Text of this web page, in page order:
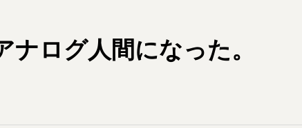
ログ人間になった。